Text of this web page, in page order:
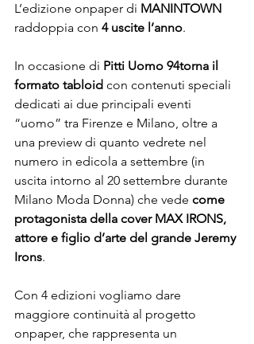
L’edizione onpaper di MANINTOWN
raddoppia con 4 uscite l’anno.
In occasione di Pitti Uomo 94torna il
formato tabloid con contenuti speciali
dedicati ai due principali eventi
“uomo” tra Firenze e Milano, oltre a
una preview di quanto vedrete nel
numero in edicola a settembre (in
uscita intorno al 20 settembre durante
Milano Moda Donna) che vede come
protagonista della cover MAX IRONS,
attore e figlio d’arte del grande Jeremy
Irons.
Con 4 edizioni vogliamo dare
maggiore continuità al progetto
onpaper, che rappresenta un